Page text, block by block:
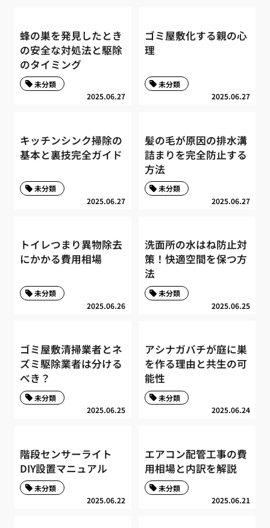
蜂の巣を発見したとき
の安全な対処法と駆除
のタイミング
2025.06.27
未分類
ゴミ屋敷化する親の心
理
2025.06.27
未分類
キッチンシンク掃除の
基本と裏技完全ガイド
2025.06.27
未分類
髪の毛が原因の排水溝
詰まりを完全防止する
方法
2025.06.27
未分類
トイレつまり異物除去
にかかる費用相場
2025.06.26
未分類
洗面所の水はね防止対
策！快適空間を保つ方
法
2025.06.25
未分類
ゴミ屋敷清掃業者とネ
ズミ駆除業者は分ける
べき？
2025.06.25
未分類
アシナガバチが庭に巣
を作る理由と共生の可
能性
2025.06.24
未分類
階段センサーライト
DIY設置マニュアル
2025.06.22
未分類
エアコン配管工事の費
用相場と内訳を解説
2025.06.21
未分類